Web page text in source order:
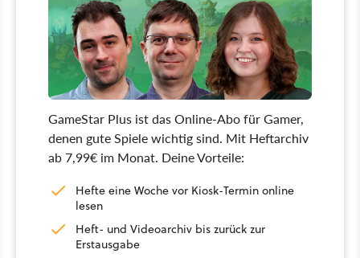
GameStar Plus ist das Online-Abo für Gamer,
denen gute Spiele wichtig sind. Mit Heftarchiv
ab 7,99€ im Monat. Deine Vorteile:
Hefte eine Woche vor Kiosk-Termin online
lesen
Heft- und Videoarchiv bis zurück zur
Erstausgabe